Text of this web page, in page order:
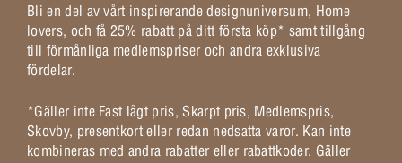
Bli en del av vårt inspirerande designuniversum, Home
lovers, och få 25% rabatt på ditt första köp* samt tillgång
till förmånliga medlemspriser och andra exklusiva
fördelar.
*Gäller inte Fast lågt pris, Skarpt pris, Medlemspris,
Skovby, presentkort eller redan nedsatta varor. Kan inte
kombineras med andra rabatter eller rabattkoder. Gäller